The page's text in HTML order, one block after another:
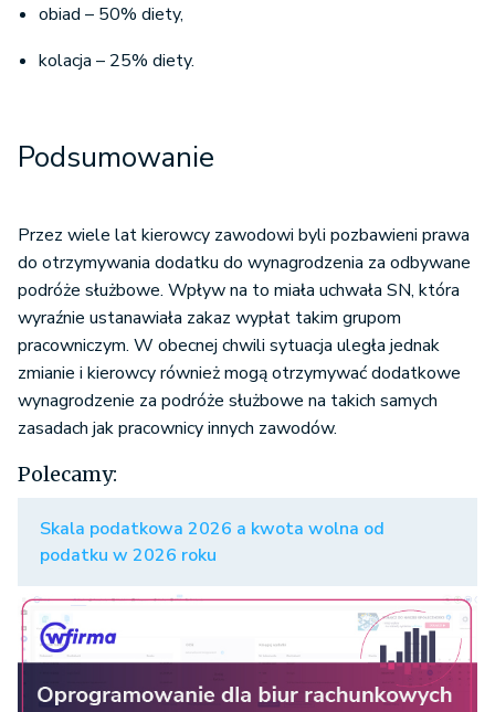
obiad – 50% diety,
kolacja – 25% diety.
Podsumowanie
Przez wiele lat kierowcy zawodowi byli pozbawieni prawa
do otrzymywania dodatku do wynagrodzenia za odbywane
podróże służbowe. Wpływ na to miała uchwała SN, która
wyraźnie ustanawiała zakaz wypłat takim grupom
pracowniczym. W obecnej chwili sytuacja uległa jednak
zmianie i kierowcy również mogą otrzymywać dodatkowe
wynagrodzenie za podróże służbowe na takich samych
zasadach jak pracownicy innych zawodów.
Polecamy:
Skala podatkowa 2026 a kwota wolna od
podatku w 2026 roku